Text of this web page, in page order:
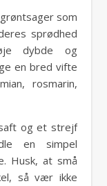
som
sprødhed
dybde og
en bred vifte
rosmarin,
og et strejf
en simpel
Husk, at små
så vær ikke